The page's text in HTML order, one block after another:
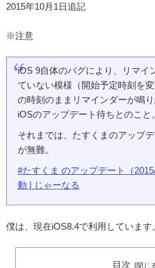
2015年10月1日追記
※注意
iOS 9自体のバグにより、リマイ
ていない模様（開始予定時刻を
の時刻のままリマインダーが鳴り
iOSのアップデート待ちとのこと。
それまでは、たすくまのアップ
が無難。
#たすくま のアップデート（
動 | じゃーなる
僕は、現在iOS8.4で利用しています
目次